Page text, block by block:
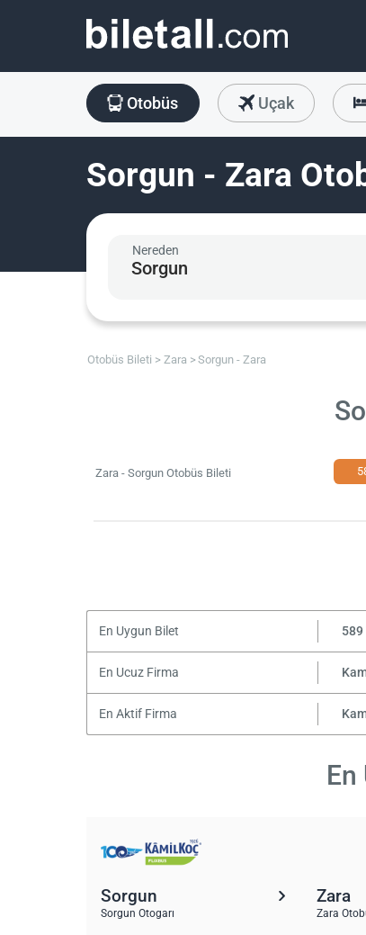
Otobüs Uçak
Sorgun - Zara
Nereden
Otobüs Bileti Zara Sorgun - Zara
Zara - Sorgun Otobüs Bileti
En Uygun Bilet 589
En Ucuz Firma
En Aktif Firma
Sorgun
Sorgun Otogarı
Zara
Zara